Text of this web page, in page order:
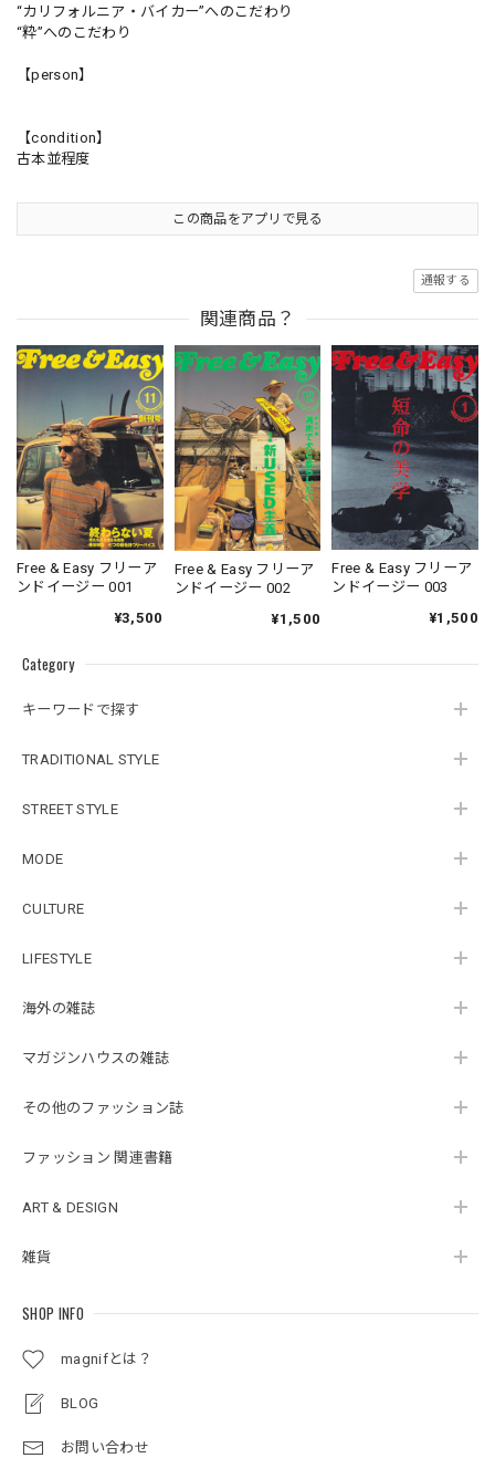
Category
キーワードで探す
TRADITIONAL STYLE
STREET STYLE
MODE
CULTURE
LIFESTYLE
海外の雑誌
マガジンハウスの雑誌
その他のファッション誌
ファッション 関連書籍
ART & DESIGN
雑貨
SHOP INFO
magnifとは？
BLOG
お問い合わせ
“カリフォルニア・バイカー”へのこだわり
“粋”へのこだわり
【person】
【condition】
古本並程度
この商品をアプリで見る
通報する
関連商品？
Free & Easy フリーア
ンドイージー 001
¥3,500
Free & Easy フリーア
ンドイージー 002
¥1,500
Free & Easy フリーア
ンドイージー 003
¥1,500